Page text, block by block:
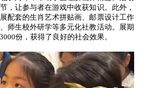
，让参与者在游戏中收获知识。此外，
配套的生肖艺术拼贴画、邮票设计工作
师生校外研学等多元化社教活动。展期
份，获得了良好的社会效果。